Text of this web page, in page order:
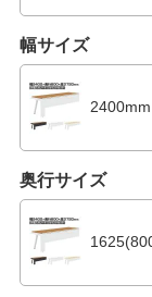
幅サイズ
2400mm
奥行サイズ